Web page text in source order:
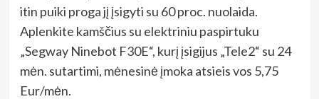
itin puiki proga jį įsigyti su 60 proc. nuolaida.
Aplenkite kamščius su elektriniu paspirtuku
„Segway Ninebot F30E“, kurį įsigijus „Tele2“ su 24
mėn. sutartimi, mėnesinė įmoka atsieis vos 5,75
Eur/mėn.